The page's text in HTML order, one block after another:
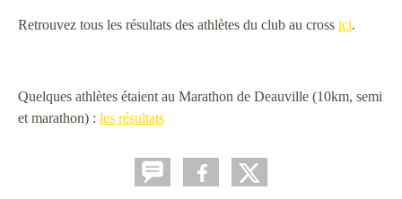
Retrouvez tous les résultats des athlètes du club au cross ici.
Quelques athlètes étaient au Marathon de Deauville (10km, semi
et marathon) : les résultats